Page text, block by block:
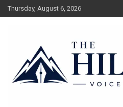
Skip
to
Thursday, August 6, 2026